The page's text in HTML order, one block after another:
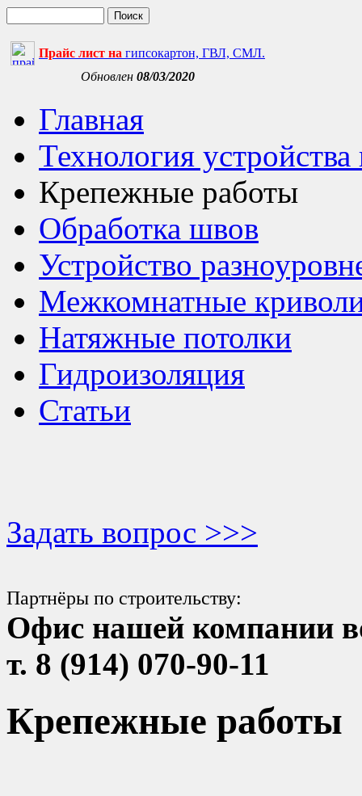
Прайс лист на гипсокартон, ГВЛ, СМЛ.
Обновлен 08/03/2020
Главная
Технология
Крепежные работы
Обработка швов
Устройство
Межкомнатные
Натяжные потолки
Гидроизоляция
Статьи
Задать вопрос >>>
Партнёры по строительству:
Офис нашей компании
т. 8 (914) 070-90-11
Крепежные работы